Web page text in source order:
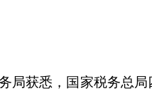
局获悉，国家税务总